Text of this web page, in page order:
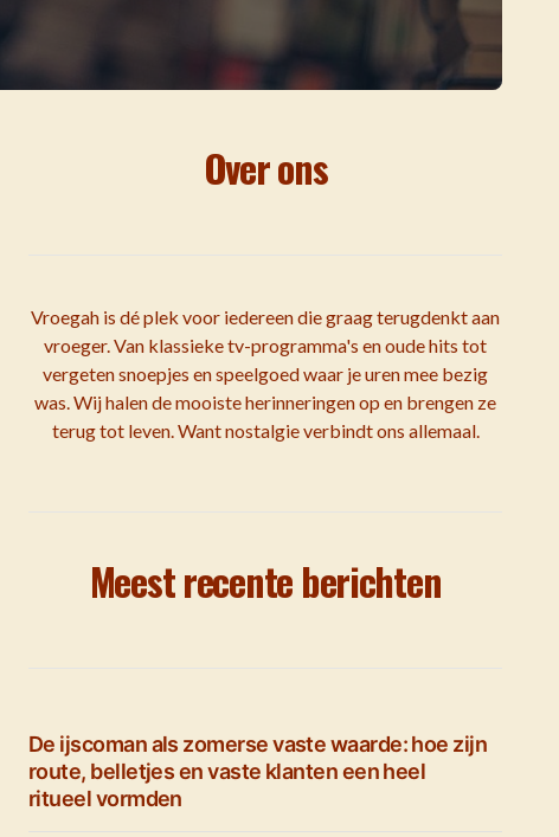
Over ons
Vroegah is dé plek voor iedereen die graag terugdenkt aan
vroeger. Van klassieke tv-programma's en oude hits tot
vergeten snoepjes en speelgoed waar je uren mee bezig
was. Wij halen de mooiste herinneringen op en brengen ze
terug tot leven. Want nostalgie verbindt ons allemaal.
Meest recente berichten
De ijscoman als zomerse vaste waarde: hoe zijn
route, belletjes en vaste klanten een heel
ritueel vormden